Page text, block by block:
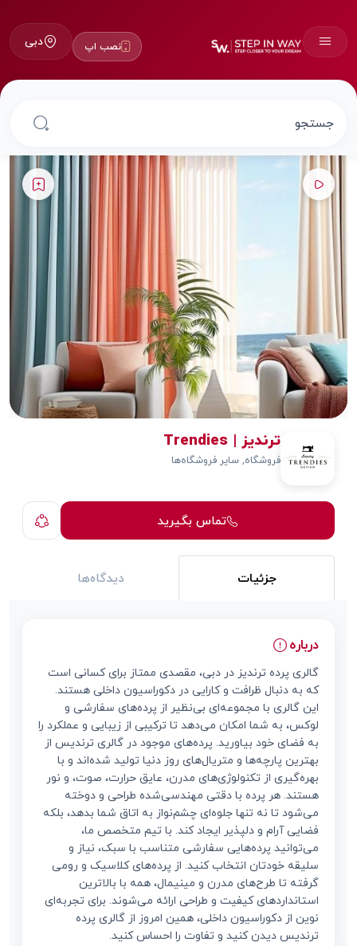
نصب اپ دبی
ترندیز | Trendies
فروشگاه, سایر فروشگاه‌ها
تماس بگیرید
جزئیات دیدگاه‌ها
درباره
گالری پرده ترندیز در دبی، مقصدی ممتاز برای کسانی است
که به دنبال ظرافت و کارایی در دکوراسیون داخلی هستند.
این گالری با مجموعه‌ای بی‌نظیر از پرده‌های سفارشی و
لوکس، به شما امکان می‌دهد تا ترکیبی از زیبایی و عملکرد را
به فضای خود بیاورید. پرده‌های موجود در گالری ترندیس از
بهترین پارچه‌ها و متریال‌های روز دنیا تولید شده‌اند و با
بهره‌گیری از تکنولوژی‌های مدرن، عایق حرارت، صوت، و نور
هستند. هر پرده با دقتی مهندسی‌شده طراحی و دوخته
می‌شود تا نه تنها جلوه‌ای چشم‌نواز به اتاق شما بدهد، بلکه
فضایی آرام و دلپذیر ایجاد کند. با تیم متخصص ما،
می‌توانید پرده‌هایی سفارشی متناسب با سبک، نیاز و
سلیقه خودتان انتخاب کنید. از پرده‌های کلاسیک و رومی
گرفته تا طرح‌های مدرن و مینیمال، همه با بالاترین
استانداردهای کیفیت و طراحی ارائه می‌شوند. برای تجربه‌ای
نوین از دکوراسیون داخلی، همین امروز از گالری پرده
ترندیس دیدن کنید و تفاوت را احساس کنید.